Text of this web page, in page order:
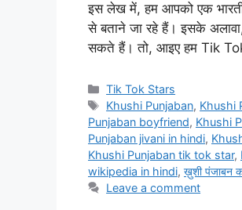
इस लेख में, हम आपको एक
से बताने जा रहे हैं। इसके
सकते हैं। तो, आइए हम Tik
Categories
Tik Tok Stars
Tags
Khushi Punjaban, Khushi
Punjaban boyfriend, Khushi
Punjaban jivani in hindi,
Khushi Punjaban tik tok star,
wikipedia in hindi, ख़ुशी पंजाबन
Leave a comment